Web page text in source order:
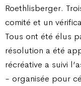
Roethlisberger.
comité et un
Tous ont été élus
résolution a été
récréative a suivi
- organisée pour